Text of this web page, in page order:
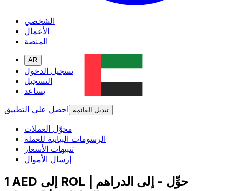
الشخصي
الأعمال
المنصة
AR
تسجيل الدخول
التسجيل
يساعد
احصل على التطبيق
تبديل القائمة
محوّل العملات
الرسومات البيانية للعملة
تنبيهات الأسعار
إرسال الأموال
1 AED إلى ROL | حوِّل - إلى الدراهم